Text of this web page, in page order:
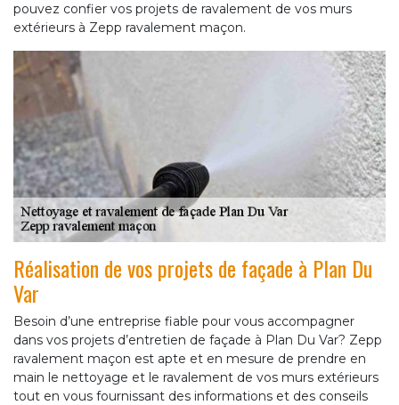
pouvez confier vos projets de ravalement de vos murs
extérieurs à Zepp ravalement maçon.
Réalisation de vos projets de façade à Plan Du
Var
Besoin d’une entreprise fiable pour vous accompagner
dans vos projets d’entretien de façade à Plan Du Var? Zepp
ravalement maçon est apte et en mesure de prendre en
main le nettoyage et le ravalement de vos murs extérieurs
tout en vous fournissant des informations et des conseils